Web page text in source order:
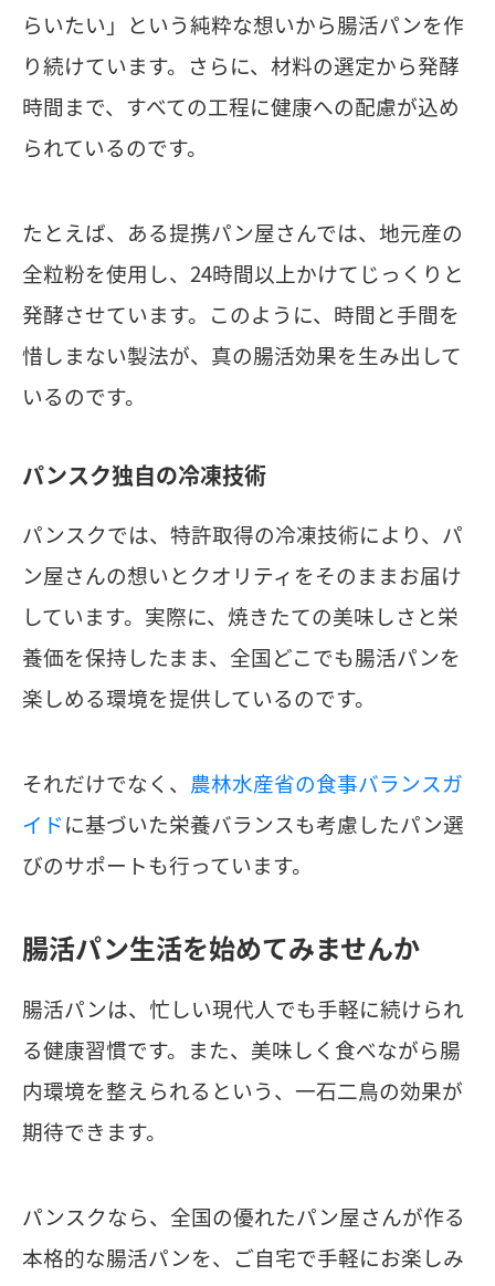
らいたい」という純粋な想いから腸活パンを作
り続けています。さらに、材料の選定から発酵
時間まで、すべての工程に健康への配慮が込め
られているのです。
たとえば、ある提携パン屋さんでは、地元産の
全粒粉を使用し、24時間以上かけてじっくりと
発酵させています。このように、時間と手間を
惜しまない製法が、真の腸活効果を生み出して
いるのです。
パンスク独自の冷凍技術
パンスクでは、特許取得の冷凍技術により、パ
ン屋さんの想いとクオリティをそのままお届け
しています。実際に、焼きたての美味しさと栄
養価を保持したまま、全国どこでも腸活パンを
楽しめる環境を提供しているのです。
それだけでなく、 農林水産省の食事バランスガ
イドに基づいた栄養バランスも考慮したパン選
びのサポートも行っています。
腸活パン生活を始めてみませんか
腸活パンは、忙しい現代人でも手軽に続けられ
る健康習慣です。また、美味しく食べながら腸
内環境を整えられるという、一石二鳥の効果が
期待できます。
パンスクなら、全国の優れたパン屋さんが作る
本格的な腸活パンを、ご自宅で手軽にお楽しみ